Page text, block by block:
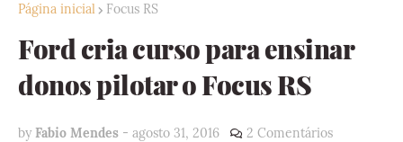
Página inicial Focus RS
Ford cria curso para ensinar
donos pilotar o Focus RS
by Fabio Mendes - agosto 31, 2016 2 Comentários